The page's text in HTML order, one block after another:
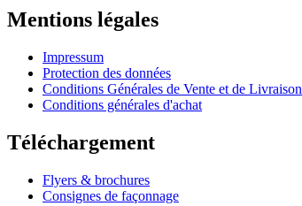
Mentions légales
Impressum
Protection des données
Conditions Générales de Vente et de Livraison
Conditions générales d'achat
Téléchargement
Flyers & brochures
Consignes de façonnage